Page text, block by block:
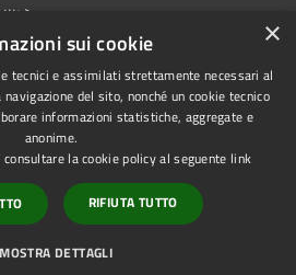
Copyright © 2025 Comune di
Ariano Irpino
Powered byMunicipium
Accesso redazione
×
sui cookie
tecnici e assimilati strettamente necessari al
del sito, nonché un cookie tecnico
informazioni statistiche, aggregate e
anonime.
la cookie policy al seguente link
RIFIUTA TUTTO
MOSTRA DETTAGLI